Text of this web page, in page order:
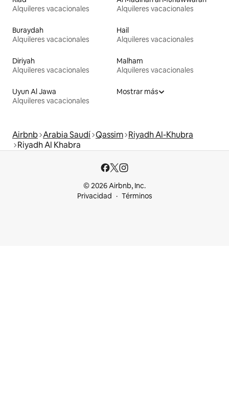
Alquileres vacacionales
Alquileres vacacionales
Buraydah
Alquileres vacacionales
Hail
Alquileres vacacionales
Diriyah
Alquileres vacacionales
Malham
Alquileres vacacionales
Uyun Al Jawa
Alquileres vacacionales
Mostrar más
Airbnb Arabia Saudí Qassim Riyadh Al-Khubra
Riyadh Al Khabra
© 2026 Airbnb, Inc.
Privacidad
Términos